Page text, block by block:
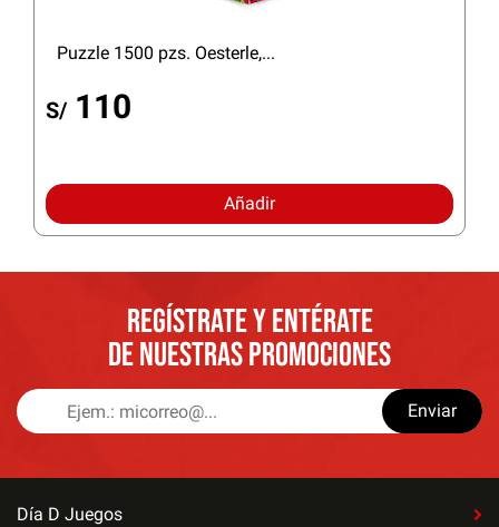
Puzzle 1500 pzs. Oesterle,...
S/ 110
Añadir
REGÍSTRATE Y ENTÉRATE
DE NUESTRAS PROMOCIONES
Enviar
Día D Juegos